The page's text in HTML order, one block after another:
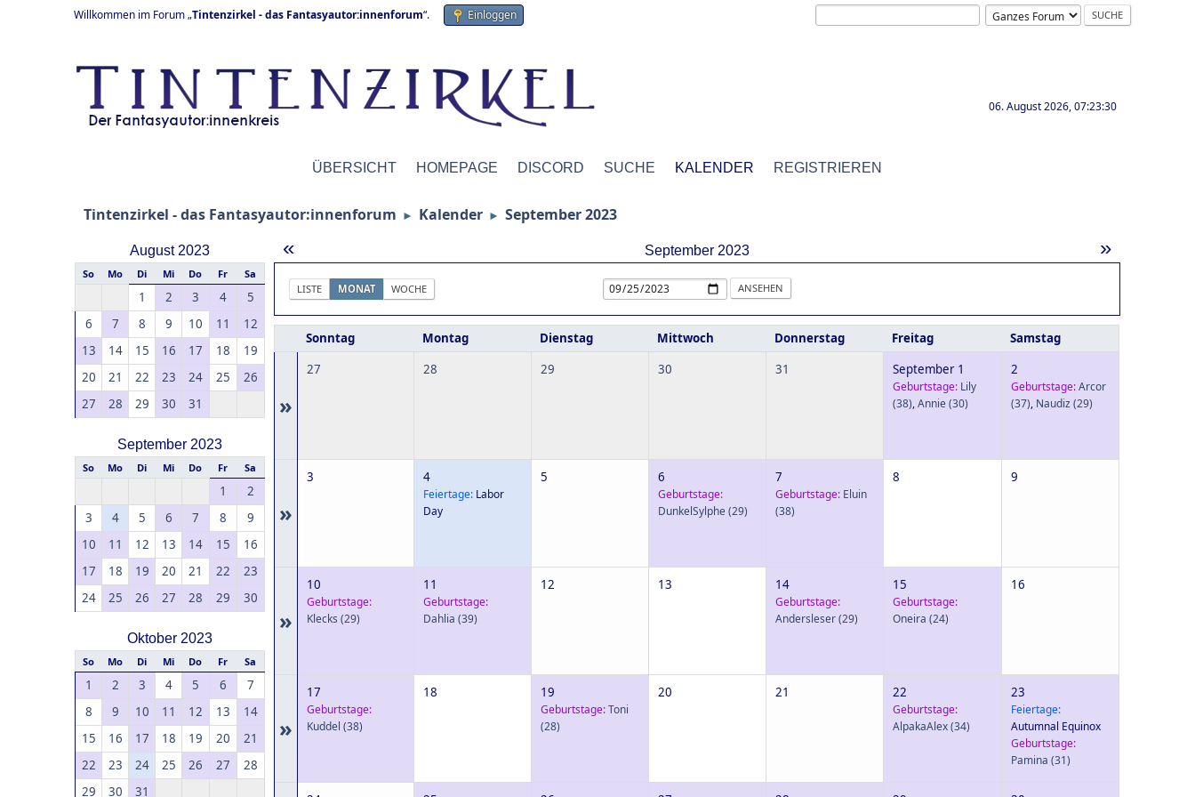
Willkommen im Forum „Tintenzirkel - das Fantasyautor:innenforum“. Einloggen
06. August 2026, 07:23:30
ÜBERSICHT HOMEPAGE DISCORD SUCHE KALENDER REGISTRIEREN
Tintenzirkel - das Fantasyautor:innenforum ► Kalender ► September 2023
August 2023
So Mo Di Mi Do Fr Sa
1 2 3 4
5
6
7 8 9 10 11
12
13
14 15 16 17 18
19
20
21 22 23 24 25
26
27
28 29 30 31
September 2023
So Mo Di Mi Do Fr Sa
1
2
3
4 5 6 7 8
9
10
11 12 13 14 15
16
17
18 19 20 21 22
23
24
25 26 27 28 29 30
Oktober 2023
So Mo Di Mi Do Fr Sa
1 2 3 4 5 6
7
8
9 10 11 12 13
14
15
16 17 18 19 20
21
22
23 24 25 26 27
28
29
30 31
« »
September 2023
LISTE MONAT WOCHE
Sonntag Montag Dienstag Mittwoch Donnerstag Freitag Samstag
»
27 28 29 30 31 September 1
Geburtstage: Lily
(38),Annie(30)
2
Geburtstage:Arcor
(37), Naudiz(29)
»
3 4
Feiertage: Labor
Day
5 6
Geburtstage:
DunkelSylphe(29)
7
Geburtstage: Eluin
(38)
8 9
»
10
Geburtstage:
Klecks (29)
11
Geburtstage:
Dahlia (39)
12 13 14
Geburtstage:
Andersleser(29)
15
Geburtstage:
Oneira (24)
16
»
17
Geburtstage:
Kuddel (38)
18 19
Geburtstage:Toni
(28)
20 21 22
Geburtstage:
AlpakaAlex(34)
23
Feiertage:
Autumnal Equinox
Geburtstage:
Pamina (31)